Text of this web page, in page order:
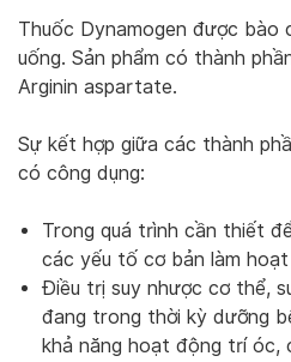
Thuốc Dynamogen được bào
uống. Sản phẩm có thành
Arginin aspartate.
Sự kết hợp giữa các thành
có công dụng:
Trong quá trình cần thiết
các yếu tố cơ bản làm
Điều trị suy nhược cơ thể,
đang trong thời kỳ dưỡng
khả năng hoạt động trí óc,